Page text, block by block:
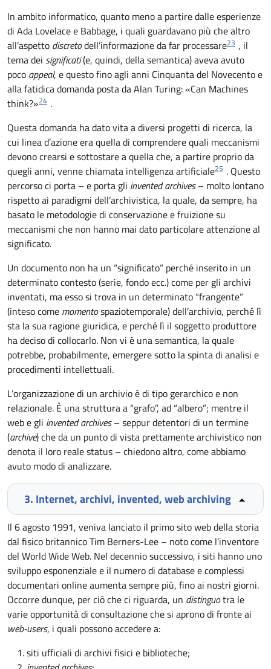
In ambito informatico, quanto meno a partire dalle esperienze
di Ada Lovelace e Babbage, i quali guardavano più che altro
all’aspetto discretodell’informazione da far processare23 , il
tema dei significati(e, quindi, della semantica) aveva avuto
poco appeal, e questo fino agli anni Cinquanta del Novecento e
alla fatidica domanda posta da Alan Turing: «Can Machines
think?»24 .
Questa domanda ha dato vita a diversi progetti di ricerca, la
cui linea d’azione era quella di comprendere quali meccanismi
devono crearsi e sottostare a quella che, a partire proprio da
quegli anni, venne chiamata intelligenza artificiale25 . Questo
percorso ci porta – e porta gli invented archives– molto lontano
rispetto ai paradigmi dell’archivistica, la quale, da sempre, ha
basato le metodologie di conservazione e fruizione su
meccanismi che non hanno mai dato particolare attenzione al
significato.
Un documento non ha un “significato” perché inserito in un
determinato contesto (serie, fondo ecc.) come per gli archivi
inventati, ma esso si trova in un determinato “frangente”
(inteso come momentospaziotemporale) dell’archivio, perché lì
sta la sua ragione giuridica, e perché lì il soggetto produttore
ha deciso di collocarlo. Non vi è una semantica, la quale
potrebbe, probabilmente, emergere sotto la spinta di analisi e
procedimenti intellettuali.
L’organizzazione di un archivio è di tipo gerarchico e non
relazionale. È una struttura a “grafo”, ad “albero”; mentre il
web e gli invented archives– seppur detentori di un termine
(archive) che da un punto di vista prettamente archivistico non
denota il loro reale status – chiedono altro, come abbiamo
avuto modo di analizzare.
3. Internet, archivi, invented, web archiving
Il 6 agosto 1991, veniva lanciato il primo sito web della storia
dal fisico britannico Tim Berners-Lee – noto come l’inventore
del World Wide Web. Nel decennio successivo, i siti hanno uno
sviluppo esponenziale e il numero di database e complessi
documentari online aumenta sempre più, fino ai nostri giorni.
Occorre dunque, per ciò che ci riguarda, un distinguotra le
varie opportunità di consultazione che si aprono di fronte ai
web-users, i quali possono accedere a:
siti ufficiali di archivi fisici e biblioteche;